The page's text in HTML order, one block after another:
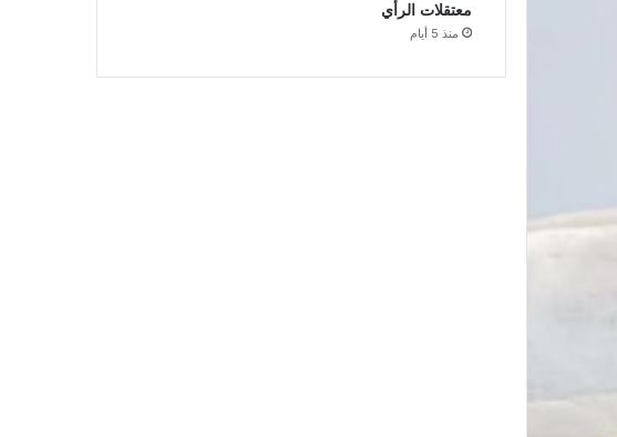
معتقلات الرأي
منذ 5 أيام